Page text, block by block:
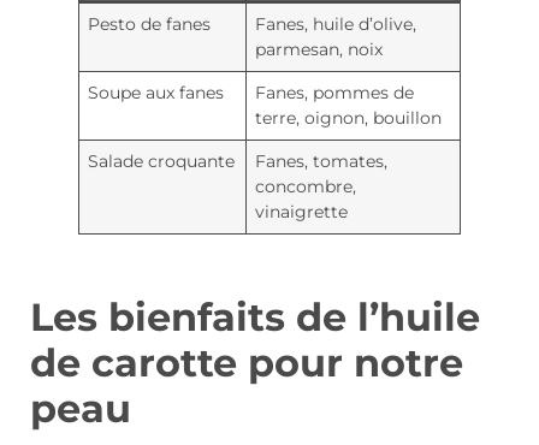
Pesto de fanes
Fanes, huile d’olive,
parmesan, noix
Soupe aux fanes
Fanes, pommes de
terre, oignon, bouillon
Salade croquante
Fanes, tomates,
concombre,
vinaigrette
Les bienfaits de l’huile
de carotte pour notre
peau